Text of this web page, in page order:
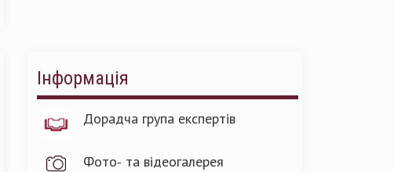
Інформація
Дорадча група експертів
Фото- та відеогалерея